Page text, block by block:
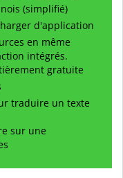
(simplifié)
d'application
en même
intégrés.
gratuite
traduire un texte
sur une